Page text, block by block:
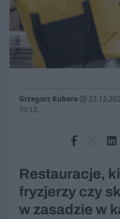
Grzegorz Kubera
10:12
Restauracje,
fryzjerzy czy
w zasadzie w